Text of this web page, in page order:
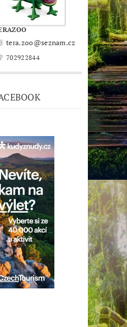
tera.zoo@seznam.cz
702922844